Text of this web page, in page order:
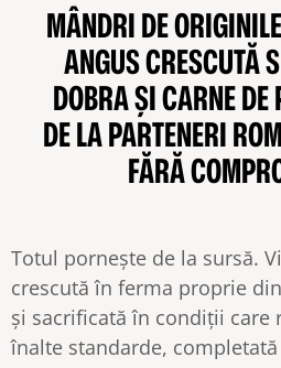
MÂNDRI DE
ANGUS CRESCUTĂ
DOBRA ȘI CARNE
DE LA PARTENERI
FĂRĂ
Totul pornește de la sursă.
crescută în ferma proprie
și sacrificată în condiții care
înalte standarde,